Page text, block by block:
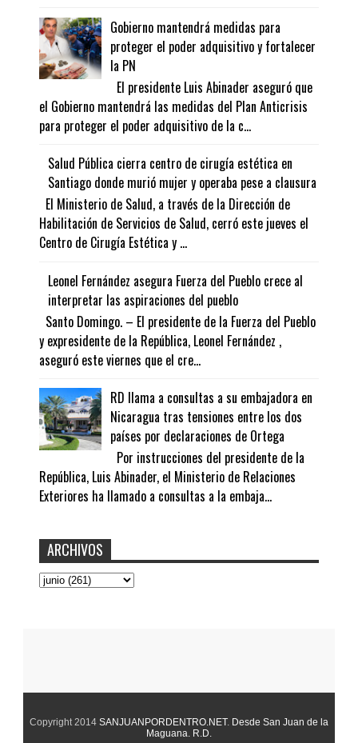
Gobierno mantendrá medidas para
proteger el poder adquisitivo y fortalecer
la PN
El presidente Luis Abinader aseguró que
el Gobierno mantendrá las medidas del Plan Anticrisis
para proteger el poder adquisitivo de la c...
Salud Pública cierra centro de cirugía estética en
Santiago donde murió mujer y operaba pese a clausura
El Ministerio de Salud, a través de la Dirección de
Habilitación de Servicios de Salud, cerró este jueves el
Centro de Cirugía Estética y ...
Leonel Fernández asegura Fuerza del Pueblo crece al
interpretar las aspiraciones del pueblo
Santo Domingo. – El presidente de la Fuerza del Pueblo
y expresidente de la República, Leonel Fernández ,
aseguró este viernes que el cre...
RD llama a consultas a su embajadora en
Nicaragua tras tensiones entre los dos
países por declaraciones de Ortega
Por instrucciones del presidente de la
República, Luis Abinader, el Ministerio de Relaciones
Exteriores ha llamado a consultas a la embaja...
ARCHIVOS
Copyright 2014 SANJUANPORDENTRO.NET. Desde San Juan de la
Maguana. R.D.